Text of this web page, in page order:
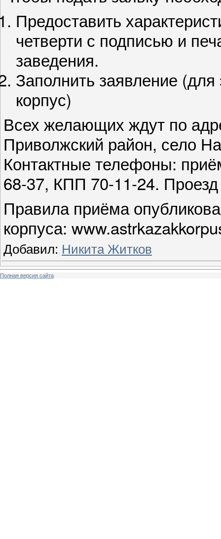
Предоставить
четверти с подписью и
заведения.
Заполнить заявление
корпус)
Всех желающих ждут по
Приволжский район, село
Контактные телефоны:
68-37, КПП 70-11-24.
Правила приёма
корпуса:
Добавил: Никита Житков
Полная версия сайта